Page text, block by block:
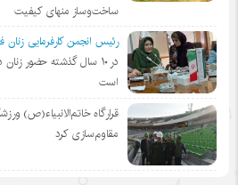
ساخت‌وساز منهای کیفیت
رئیس انجمن کارفرمایی
در ١٠ سال گذشته حضور
است
قرارگاه خاتم‌الانبیاء(ص)
مقاوم‌سازی کرد